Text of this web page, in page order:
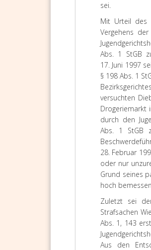
sei.
Mit Urteil des
Vergehens
Abs. 1 StGB
17. Juni 1997
§ 198 Abs. 1
versuchten
Drogeriemarkt
durch den
Abs. 1 StGB
28. Februar
oder nur
Grund seines
hoch
Zuletzt sei
Strafsachen
Abs. 1, 143
Aus den